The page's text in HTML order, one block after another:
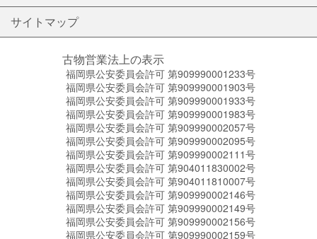
サイトマップ
古物営業法上の表示
福岡県公安委員会許可 第909990001233号
福岡県公安委員会許可 第909990001903号
福岡県公安委員会許可 第909990001933号
福岡県公安委員会許可 第909990001983号
福岡県公安委員会許可 第909990002057号
福岡県公安委員会許可 第909990002095号
福岡県公安委員会許可 第909990002111号
福岡県公安委員会許可 第904011830002号
福岡県公安委員会許可 第904011810007号
福岡県公安委員会許可 第909990002146号
福岡県公安委員会許可 第909990002149号
福岡県公安委員会許可 第909990002156号
福岡県公安委員会許可 第909990002159号